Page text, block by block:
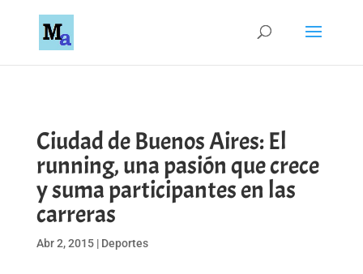
Ciudad de Buenos Aires: El
running, una pasión que crece
y suma participantes en las
carreras
Abr 2, 2015| Deportes